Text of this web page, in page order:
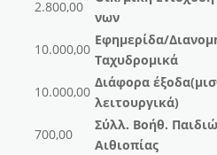
2.800,00
νων
10.000,00
Εφημερίδα/
Ταχυδρομικά
10.000,00
Διάφορα
λειτουργικά)
700,00
Σύλλ. Βοήθ.
Αιθιοπίας